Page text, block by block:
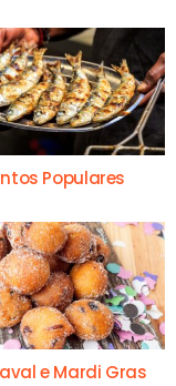
Populares
e Mardi Gras